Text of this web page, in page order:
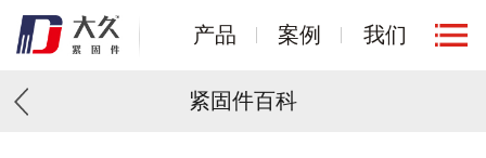
产品 案例 我们
紧固件百科